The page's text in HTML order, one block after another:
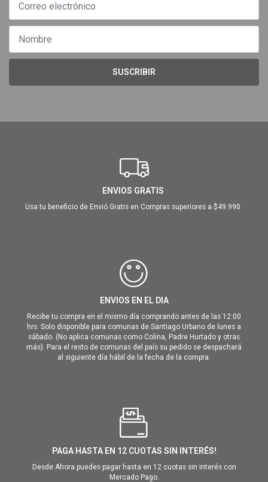
SUSCRIBIR
ENVIOS GRATIS
Usa tu beneficio de Envió Gratis en Compras superiores a $49.990
ENVIOS EN EL DIA
Recibe tu compra en el mismo día comprando antes de las 12:00
hrs. Solo disponible para comunas de Santiago Urbano de lunes a
sábado. (No aplica comunas como Colina, Padre Hurtado y otras
más). Para el resto de comunas del país su pedido se despachará
al siguiente día hábil de la fecha de la compra.
PAGA HASTA EN 12 CUOTAS SIN INTERÉS!
Desde Ahora puedes pagar hasta en 12 cuotas sin interés con
Mercado Pago.